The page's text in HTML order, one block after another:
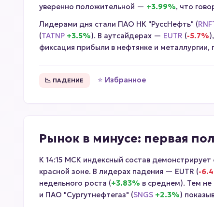
уверенно положительной — +3.99%, что
Лидерами дня стали ПАО НК "РуссНефть" (
(TATNP +3.5%). В аутсайдерах — EUTR (-5.7%
фиксация прибыли в нефтянке и
📉 ПАДЕНИЕ ⭐ Избранное
Рынок в минусе: первая
К 14:15 МСК индексный состав
красной зоне. В лидерах падения — EUTR (-
недельного роста (+3.83% в среднем). Тем
и ПАО "Сургутнефтегаз" (SNGS +2.3%)